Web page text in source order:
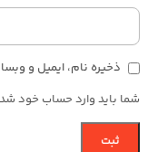
ذخیره نام، ایمیل و
شما باید وارد حساب خود